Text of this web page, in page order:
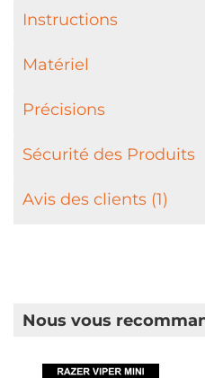
Instructions
Matériel
Précisions
Sécurité des Produits
Avis des clients (1)
Nous vous